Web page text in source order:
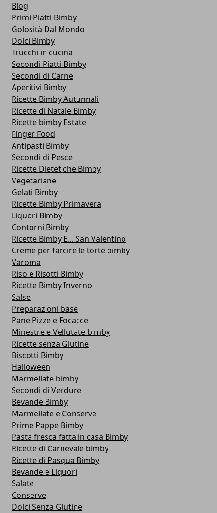
Blog
Primi Piatti Bimby
Golosità Dal Mondo
Dolci Bimby
Trucchi in cucina
Secondi Piatti Bimby
Secondi di Carne
Aperitivi Bimby
Ricette Bimby Autunnali
Ricette di Natale Bimby
Ricette bimby Estate
Finger Food
Antipasti Bimby
Secondi di Pesce
Ricette Dietetiche Bimby
Vegetariane
Gelati Bimby
Ricette Bimby Primavera
Liquori Bimby
Contorni Bimby
Ricette Bimby E... San Valentino
Creme per farcire le torte bimby
Varoma
Riso e Risotti Bimby
Ricette Bimby Inverno
Salse
Preparazioni base
Pane,Pizze e Focacce
Minestre e Vellutate bimby
Ricette senza Glutine
Biscotti Bimby
Halloween
Marmellate bimby
Secondi di Verdure
Bevande Bimby
Marmellate e Conserve
Prime Pappe Bimby
Pasta fresca fatta in casa Bimby
Ricette di Carnevale bimby
Ricette di Pasqua Bimby
Bevande e Liquori
Salate
Conserve
Dolci Senza Glutine